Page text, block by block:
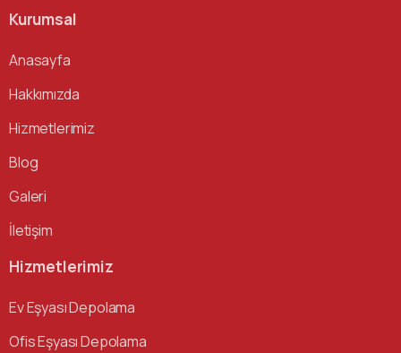
Kurumsal
Anasayfa
Hakkımızda
Hizmetlerimiz
Blog
Galeri
İletişim
Hizmetlerimiz
Ev Eşyası Depolama
Ofis Eşyası Depolama